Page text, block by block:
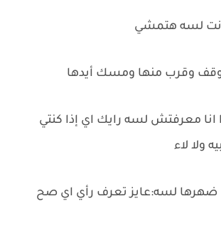
لسه هتمشي
وقرب منها ومسك أيدها
انا معرفتش لسه رايك اي إذا كنتي
ولا لاء
ضهرها لسه:عايز تعرف رأي اي صح